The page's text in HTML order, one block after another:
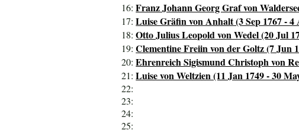
16:Franz Johann Georg Graf von
17:Luise Gräfin von Anhalt (3 Sep 1767 - 4
18:Otto Julius Leopold von Wedel (20 Jul
19:Clementine Freiin von der Goltz (7 Jun
20:Ehrenreich Sigismund Christoph von
21:Luise von Weltzien (11 Jan 1749 - 30
22:
23:
24:
25: